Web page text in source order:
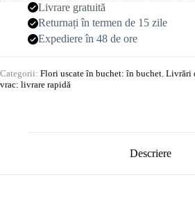
Livrare gratuită
Returnați în termen de 15 zile
Expediere în 48 de ore
Categorii: Flori uscate în buchet: în buchet, Livrări
vrac: livrare rapidă
Descriere